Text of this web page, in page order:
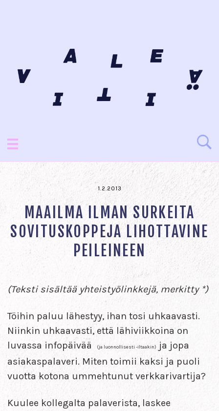
1.2.2013
MAAILMA ILMAN SURKEITA
SOVITUSKOPPEJA LIHOTTAVINE
PEILEINEEN
(Teksti sisältää yhteistyölinkkejä, merkitty *)
Töihin paluu lähestyy, ihan tosi uhkaavasti.
Niinkin uhkaavasti, että lähiviikkoina on
luvassa infopäivää
(ja luonnollisesti -iltaakin)
ja jopa
asiakaspalaveri. Miten toimii kaksi ja puoli
vuotta kotona ummehtunut verkkarivartija?
Kuulee kollegalta palaverista, laskee